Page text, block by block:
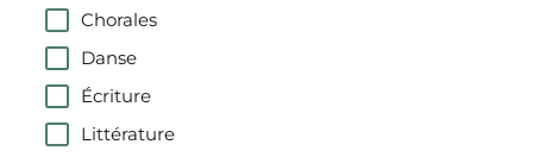
Chorales
Danse
Écriture
Littérature